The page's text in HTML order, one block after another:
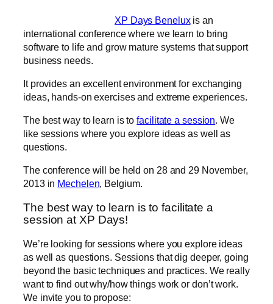
XP Days Beneluxis an
international conference where we learn to bring
software to life and grow mature systems that support
business needs.
It provides an excellent environment for exchanging
ideas, hands-on exercises and extreme experiences.
The best way to learn is tofacilitate a session. We
like sessions where you explore ideas as well as
questions.
The conference will be held on 28 and 29 November,
2013 in Mechelen, Belgium.
The best way to learn is to facilitate a
session at XP Days!
We’re looking for sessions where you explore ideas
as well as questions. Sessions that dig deeper, going
beyond the basic techniques and practices. We really
want to find out why/how things work or don’t work.
We invite you to propose: